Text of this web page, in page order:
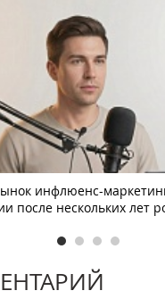
инфлюенс-
после нескольких лет